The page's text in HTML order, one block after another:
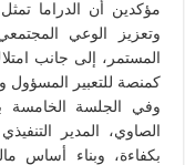
مؤكدين أن الدراما تمثل
وتعزيز الوعي
المستمر، إلى جانب
كمنصة للتعبير المسؤول
وفي الجلسة الخامسة
الصاوي، المدير
بكفاءة، وبناء أساس